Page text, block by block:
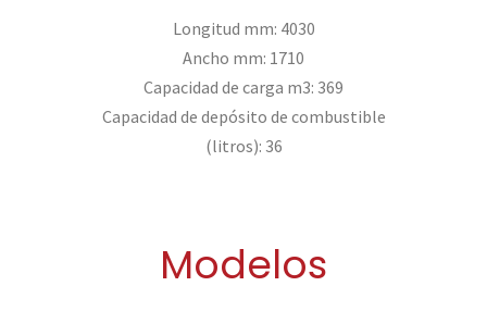
Longitud mm: 4030
Ancho mm: 1710
Capacidad de carga m3: 369
Capacidad de depósito de combustible
(litros): 36
Modelos